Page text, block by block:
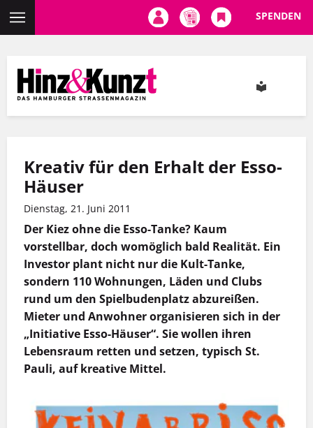
Inhalt
SPENDEN
Kreativ für den Erhalt der Esso-
Häuser
Dienstag, 21. Juni 2011
Der Kiez ohne die Esso-Tanke? Kaum
vorstellbar, doch womöglich bald Realität. Ein
Investor plant nicht nur die Kult-Tanke,
sondern 110 Wohnungen, Läden und Clubs
rund um den Spielbudenplatz abzureißen.
Mieter und Anwohner organisieren sich in der
„Initiative Esso-Häuser“. Sie wollen ihren
Lebensraum retten und setzen, typisch St.
Pauli, auf kreative Mittel.